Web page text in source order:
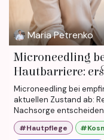
Maria Petrenko
Microneedling
Hautbarriere:
Microneedling bei
aktuellen Zustand ab:
Nachsorge
#Hautpflege